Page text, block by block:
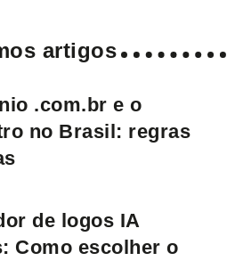
artigos
.com.br e o
no Brasil: regras
de logos IA
Como escolher o